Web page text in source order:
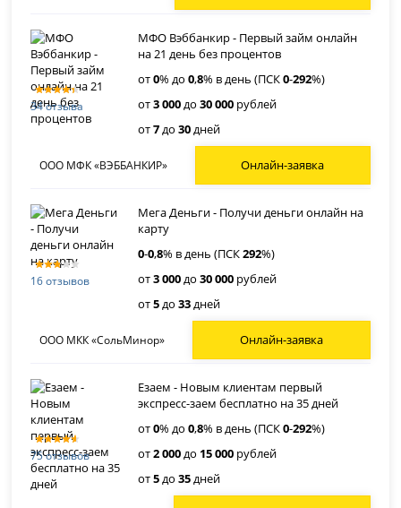
34 отзыва
МФО Вэббанкир - Первый займ онлайн
на 21 день без процентов
от0% до0,8% в день (ПСК0-292%)
от3 000до30 000 рублей
от7до30дней
ООО МФК «ВЭББАНКИР» Онлайн-заявка
16 отзывов
Мега Деньги - Получи деньги онлайн на
карту
0-0,8% в день (ПСК292%)
от3 000до30 000 рублей
от5до33дней
ООО МКК «СольМинор» Онлайн-заявка
75 отзывов
Езаем - Новым клиентам первый
экспресс-заем бесплатно на 35 дней
от0% до0,8% в день (ПСК0-292%)
от2 000до 15 000 рублей
от5до35дней